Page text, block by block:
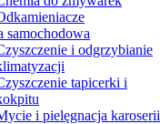
samochodowa
i odgrzybianie
tapicerki i
i pielęgnacja karoserii